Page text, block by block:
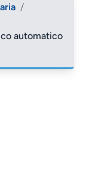
/
automatico